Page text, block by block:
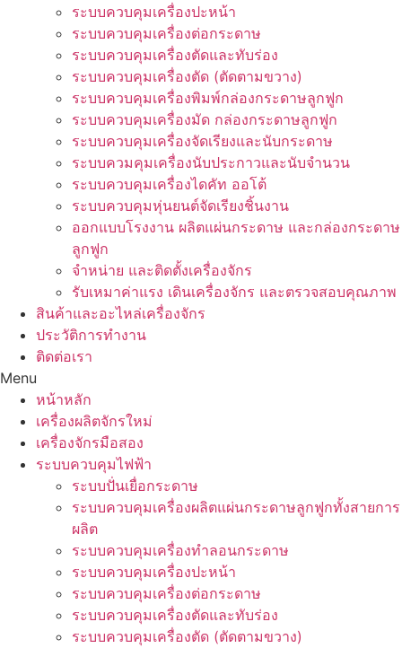
ระบบควบคุมเครื่องปะหน้า
ระบบควบคุมเครื่องต่อกระดาษ
ระบบควบคุมเครื่องตัดและทับร่อง
ระบบควบคุมเครื่องตัด (ตัดตามขวาง)
ระบบควบคุมเครื่องพิมพ์กล่องกระดาษลูกฟูก
ระบบควบคุมเครื่องมัด กล่องกระดาษลูกฟูก
ระบบควบคุมเครื่องจัดเรียงและนับกระดาษ
ระบบควมคุมเครื่องนับประกาวและนับจำนวน
ระบบควบคุมเครื่องไดคัท ออโต้
ระบบควบคุมหุ่นยนต์จัดเรียงชิ้นงาน
ออกแบบโรงงาน ผลิตแผ่นกระดาษ และกล่องกระดาษ
ลูกฟูก
จำหน่าย และติดตั้งเครื่องจักร
รับเหมาค่าแรง เดินเครื่องจักร และตรวจสอบคุณภาพ
สินค้าและอะไหล่เครื่องจักร
ประวัติการทำงาน
ติดต่อเรา
Menu
หน้าหลัก
เครื่องผลิตจักรใหม่
เครื่องจักรมือสอง
ระบบควบคุมไฟฟ้า
ระบบปั่นเยื่อกระดาษ
ระบบควบคุมเครื่องผลิตแผ่นกระดาษลูกฟูกทั้งสายการ
ผลิต
ระบบควบคุมเครื่องทำลอนกระดาษ
ระบบควบคุมเครื่องปะหน้า
ระบบควบคุมเครื่องต่อกระดาษ
ระบบควบคุมเครื่องตัดและทับร่อง
ระบบควบคุมเครื่องตัด (ตัดตามขวาง)